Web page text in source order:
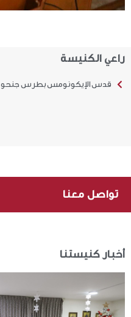
راعي الكنيسة
قدس الإيكونومس بطرس جنحو
تواصل معنا
أخبار كنيستنا